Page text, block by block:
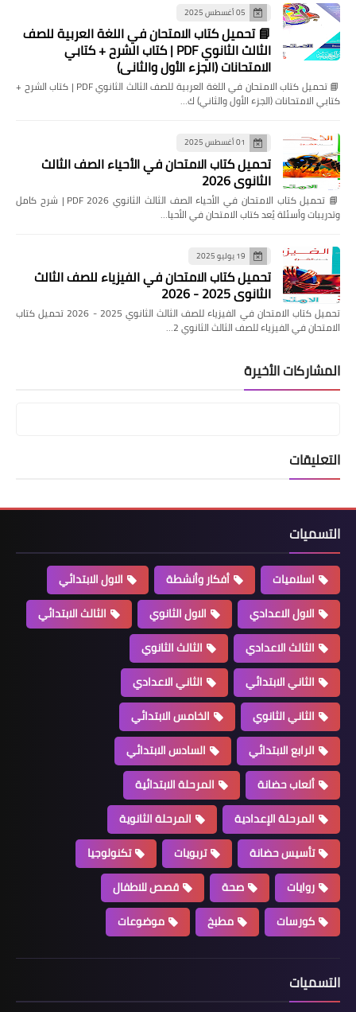
05 أغسطس 2025
📘 تحميل كتاب الامتحان في اللغة العربية للصف
الثالث الثانوي PDF | كتاب الشرح + كتابي
الامتحانات (الجزء الأول والثاني)
📘 تحميل كتاب الامتحان في اللغة العربية للصف الثالث الثانوي PDF | كتاب الشرح +
كتابي الامتحانات (الجزء الأول والثاني) ك…
01 أغسطس 2025
تحميل كتاب الامتحان في الأحياء الصف الثالث
الثانوي 2026
📘 تحميل كتاب الامتحان في الأحياء الصف الثالث الثانوي 2026 PDF | شرح كامل
وتدريبات وأسئلة يُعد كتاب الامتحان في الأحيا…
19 يوليو 2025
تحميل كتاب الامتحان في الفيزياء للصف الثالث
الثانوي 2025 - 2026
تحميل كتاب الامتحان في الفيزياء للصف الثالث الثانوي 2025 - 2026 تحميل كتاب
الامتحان في الفيزياء للصف الثالث الثانوي 2…
المشاركات الأخيرة
التعليقات
التسميات
اسلاميات أفكار وأنشطة
الاول الابتدائي
الاول الاعدادي
الاول الثانوي
الثالث الابتدائي
الثالث الاعدادي
الثالث الثانوي
الثاني الابتدائي
الثاني الاعدادي
الثاني الثانوي
الخامس الابتدائي
الرابع الابتدائي
السادس الابتدائي
ألعاب حضانة
المرحلة الابتدائية
المرحلة الإعدادية
المرحلة الثانوية
تأسيس حضانة
تربويات
تكنولوجيا
روايات
صحة
قصص للاطفال
كورسات
مطبخ موضوعات
التسميات